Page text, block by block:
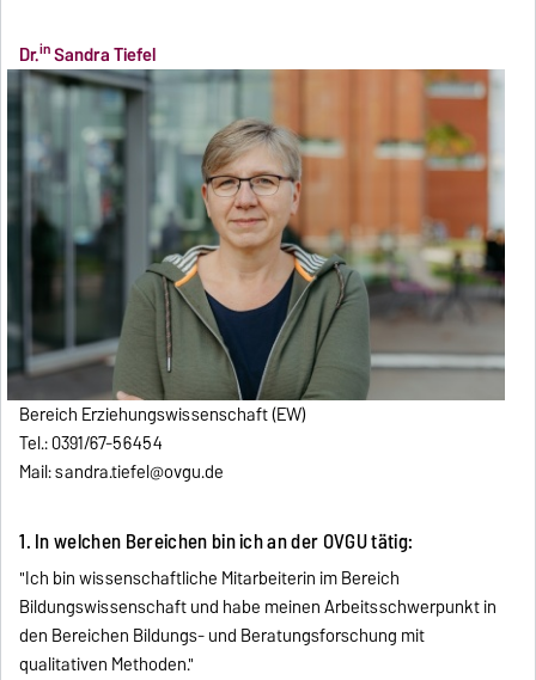
Dr.inSandra Tiefel
Bereich Erziehungswissenschaft (EW)
Tel.: 0391/67-56454
Mail: sandra.tiefel@ovgu.de
1. In welchen Bereichen bin ich an der OVGU tätig:
"Ich bin wissenschaftliche Mitarbeiterin im Bereich
Bildungswissenschaft und habe meinen Arbeitsschwerpunkt in
den Bereichen Bildungs- und Beratungsforschung mit
qualitativen Methoden."